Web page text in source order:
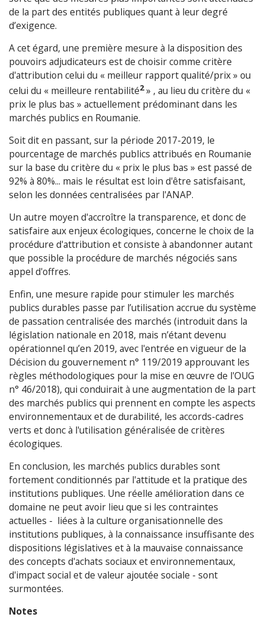
de la part des entités publiques quant à leur degré
d’exigence.
A cet égard, une première mesure à la disposition des
pouvoirs adjudicateurs est de choisir comme critère
d'attribution celui du « meilleur rapport qualité/prix » ou
celui du « meilleure rentabilité2» , au lieu du critère du «
prix le plus bas » actuellement prédominant dans les
marchés publics en Roumanie.
Soit dit en passant, sur la période 2017-2019, le
pourcentage de marchés publics attribués en Roumanie
sur la base du critère du « prix le plus bas » est passé de
92% à 80%... mais le résultat est loin d'être satisfaisant,
selon les données centralisées par l'ANAP.
Un autre moyen d'accroître la transparence, et donc de
satisfaire aux enjeux écologiques, concerne le choix de la
procédure d'attribution et consiste à abandonner autant
que possible la procédure de marchés négociés sans
appel d'offres.
Enfin, une mesure rapide pour stimuler les marchés
publics durables passe par l’utilisation accrue du système
de passation centralisée des marchés (introduit dans la
législation nationale en 2018, mais n’étant devenu
opérationnel qu’en 2019, avec l'entrée en vigueur de la
Décision du gouvernement n° 119/2019 approuvant les
règles méthodologiques pour la mise en œuvre de l'OUG
n° 46/2018), qui conduirait à une augmentation de la part
des marchés publics qui prennent en compte les aspects
environnementaux et de durabilité, les accords-cadres
verts et donc à l'utilisation généralisée de critères
écologiques.
En conclusion, les marchés publics durables sont
fortement conditionnés par l'attitude et la pratique des
institutions publiques. Une réelle amélioration dans ce
domaine ne peut avoir lieu que si les contraintes
actuelles - liées à la culture organisationnelle des
institutions publiques, à la connaissance insuffisante des
dispositions législatives et à la mauvaise connaissance
des concepts d'achats sociaux et environnementaux,
d'impact social et de valeur ajoutée sociale - sont
surmontées.
Notes